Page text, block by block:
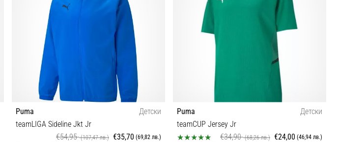
Puma
Детски
teamLIGA Sideline Jkt Jr
€54,95(107,47 лв.) €35,70 (69,82 лв.)
Puma
Детски
teamCUP Jersey Jr
€34,90(68,26 лв.) €24,00 (46,94 лв.)